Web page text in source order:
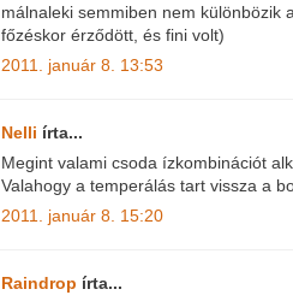
málnaleki semmiben nem különbözik
főzéskor érződött, és fini volt)
2011. január 8. 13:53
Nelli írta...
Megint valami csoda ízkombinációt
Valahogy a temperálás tart vissza a
2011. január 8. 15:20
Raindrop írta...